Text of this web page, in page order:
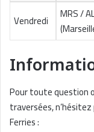
Vendredi
MRS /
Pour toute question
traversées,
Ferries :